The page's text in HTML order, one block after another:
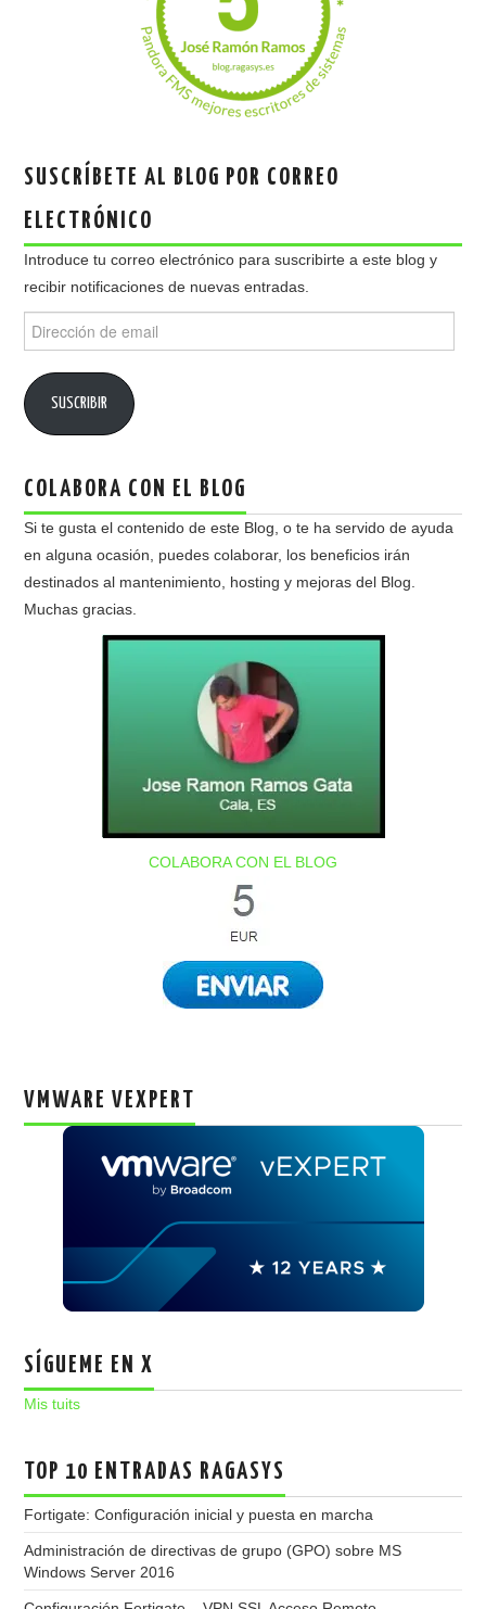
SUSCRÍBETE AL BLOG POR CORREO
ELECTRÓNICO
Introduce tu correo electrónico para suscribirte a este blog y
recibir notificaciones de nuevas entradas.
de
SUSCRIBIR
COLABORA CON EL BLOG
Si te gusta el contenido de este Blog, o te ha servido de ayuda
en alguna ocasión, puedes colaborar, los beneficios irán
destinados al mantenimiento, hosting y mejoras del Blog.
Muchas gracias.
COLABORA CON EL BLOG
VMWARE VEXPERT
SÍGUEME EN X
Mis tuits
TOP 10 ENTRADAS RAGASYS
Fortigate: Configuración inicial y puesta en marcha
Administración de directivas de grupo (GPO) sobre MS
Windows Server 2016